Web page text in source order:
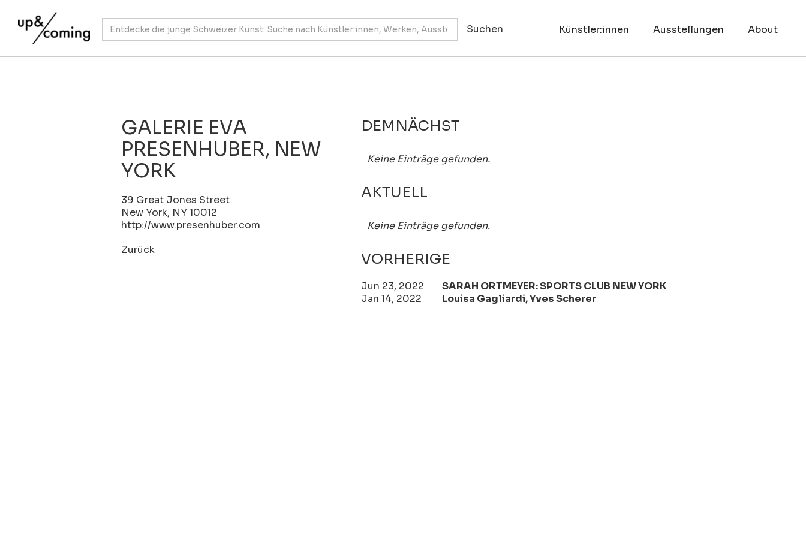
Künstler:innen Ausstellungen About
GALERIE EVA
PRESENHUBER, NEW
YORK
39 Great Jones Street
New York, NY 10012
http://www.presenhuber.com
Zurück
DEMNÄCHST
Keine Einträge gefunden.
AKTUELL
Keine Einträge gefunden.
VORHERIGE
Jun 23, 2022
SARAH ORTMEYER: SPORTS CLUB NEW YORK
Jan 14, 2022
Louisa Gagliardi, Yves Scherer